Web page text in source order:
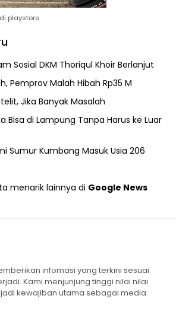
playstore
Sosial DKM Thoriqul Khoir Berlanjut
Pemprov Malah Hibah Rp35 M
Jika Banyak Masalah
Bisa di Lampung Tanpa Harus ke Luar
Sumur Kumbang Masuk Usia 206
menarik lainnya di Google News
infomasi yang terkini sesuai
Kami menjunjung tinggi nilai nilai
kewajiban utama sebagai media